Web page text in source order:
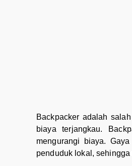
Backpacker adalah
biaya terjangkau.
mengurangi biaya.
penduduk lokal,